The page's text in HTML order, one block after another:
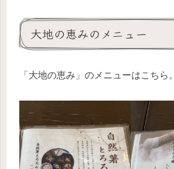
大地の恵みのメニュー
「大地の恵み」のメニューはこちら。